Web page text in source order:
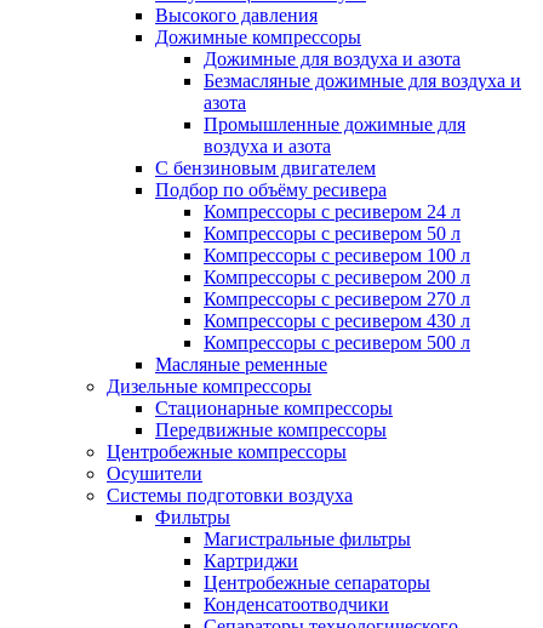
Высокого давления
Дожимные компрессоры
Дожимные для воздуха и азота
Безмасляные дожимные для воздуха и
азота
Промышленные дожимные для
воздуха и азота
С бензиновым двигателем
Подбор по объёму ресивера
Компрессоры с ресивером 24 л
Компрессоры с ресивером 50 л
Компрессоры с ресивером 100 л
Компрессоры с ресивером 200 л
Компрессоры с ресивером 270 л
Компрессоры с ресивером 430 л
Компрессоры с ресивером 500 л
Масляные ременные
Дизельные компрессоры
Стационарные компрессоры
Передвижные компрессоры
Центробежные компрессоры
Осушители
Системы подготовки воздуха
Фильтры
Магистральные фильтры
Картриджи
Центробежные сепараторы
Конденсатоотводчики